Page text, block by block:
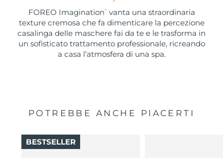
FOREO Imagination ™
vanta una straordinaria
texture cremosa che fa dimenticare la percezione
casalinga delle maschere fai da te e le trasforma in
un sofisticato trattamento professionale, ricreando
a casa l’atmosfera di una spa.
POTREBBE ANCHE PIACERTI
BESTSELLER